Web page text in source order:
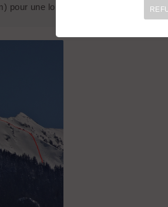
pour une longue montée en forêt.